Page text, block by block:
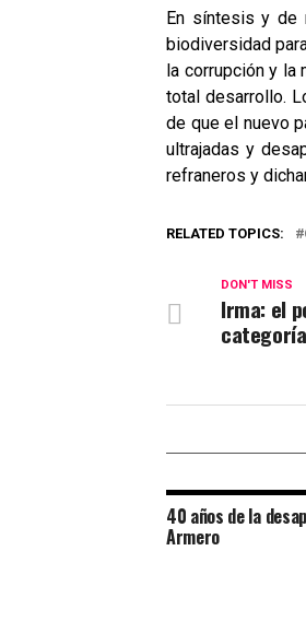
En síntesis y de
biodiversidad
la corrupción y
total desarrollo.
de que el nuevo
ultrajadas y
refraneros y
RELATED TOPICS:
DON'T MISS
Irma: el
40 años de la
Armero